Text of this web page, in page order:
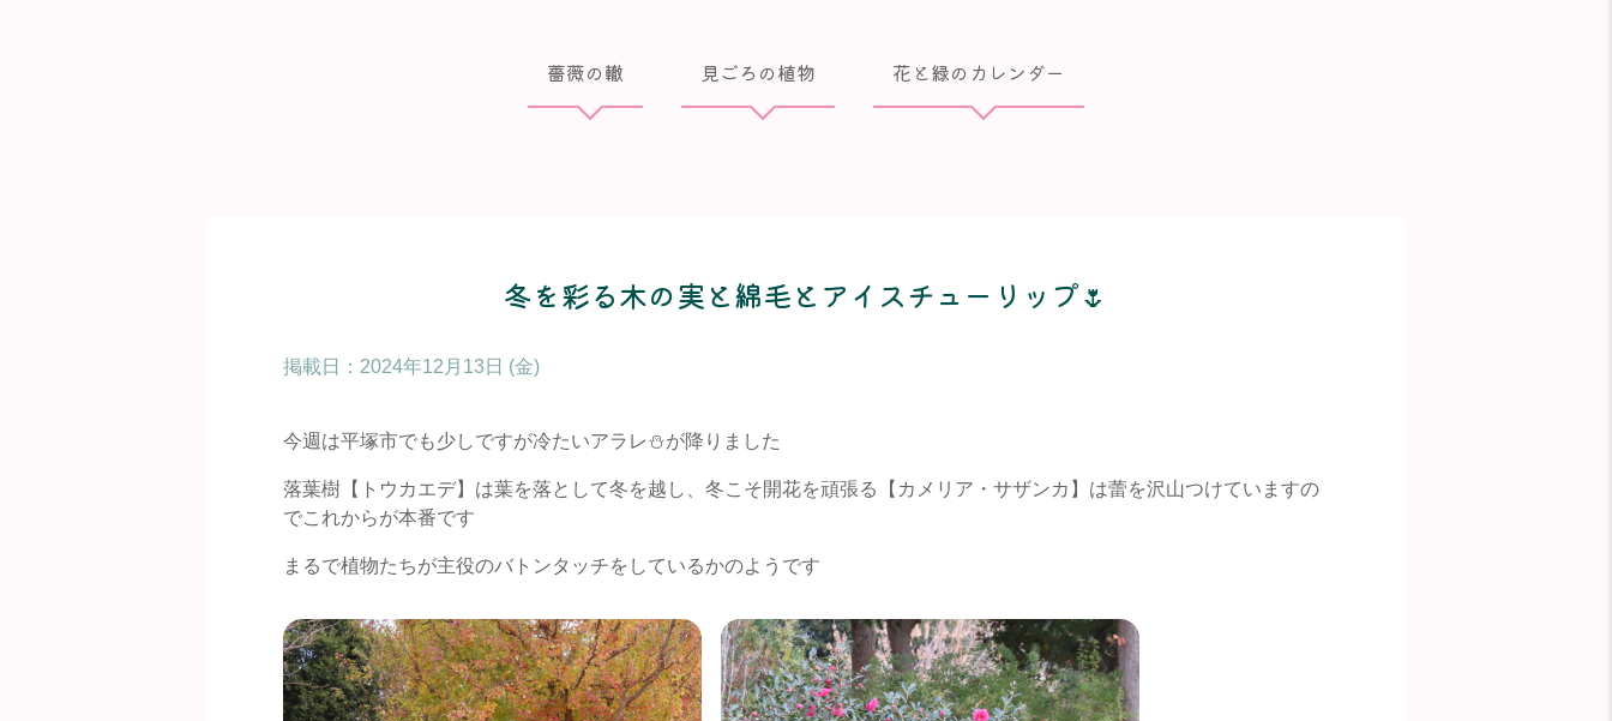
薔薇の轍 見ごろの植物 花と緑のカレンダー
冬を彩る木の実と綿毛とアイスチューリップ🌷
掲載日： 2024年12月13日 (金)
今週は平塚市でも少しですが冷たいアラレ⛄が降りました
落葉樹【トウカエデ】は葉を落として冬を越し、冬こそ開花を頑張る【カメリア・サザンカ】は蕾を沢山つけていますの
でこれからが本番です
まるで植物たちが主役のバトンタッチをしているかのようです